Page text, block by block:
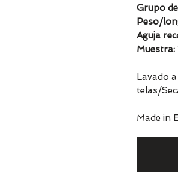
Grupo
Peso/
Aguja
Muestra:
Lavado
telas/
Made in